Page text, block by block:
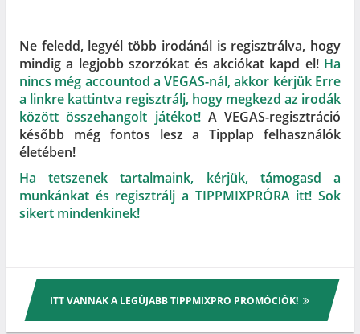
Ne feledd, legyél több irodánál is regisztrálva, hogy
mindig a legjobb szorzókat és akciókat kapd el! Ha
nincs még accountod a VEGAS-nál, akkor kérjük Erre
a linkre kattintva regisztrálj, hogy megkezd az irodák
között összehangolt játékot! A VEGAS-regisztráció
később még fontos lesz a Tipplap felhasználók
életében!
Ha tetszenek tartalmaink, kérjük, támogasd a
munkánkat és regisztrálj a TIPPMIXPRÓRA itt! Sok
sikert mindenkinek!
ITT VANNAK A LEGÚJABB TIPPMIXPRO PROMÓCIÓK!